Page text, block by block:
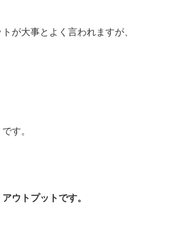
が大事とよく言われますが、
す。
ウトプットです。